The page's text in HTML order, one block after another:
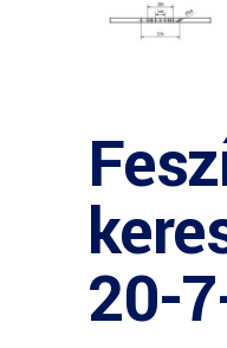
20-